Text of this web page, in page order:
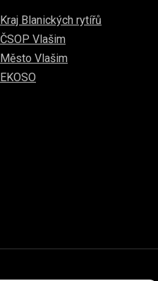
Kraj Blanických rytířů
ČSOP Vlašim
Město Vlašim
EKOSO